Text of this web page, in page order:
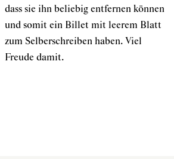
dass sie ihn beliebig entfernen können
und somit ein Billet mit leerem Blatt
zum Selberschreiben haben. Viel
Freude damit.